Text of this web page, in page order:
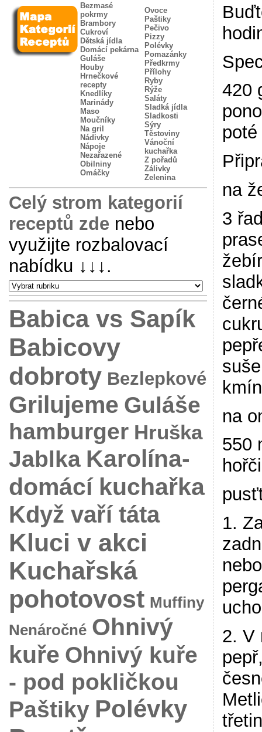
Bezmasé
pokrmy
Brambory
Cukroví
Dětská jídla
Domácí pekárna
Guláše
Houby
Hrnečkové
recepty
Knedlíky
Marinády
Maso
Moučníky
Na gril
Nádivky
Nápoje
Nezařazené
Obilniny
Omáčky
Ovoce
Paštiky
Pečivo
Pizzy
Polévky
Pomazánky
Předkrmy
Přílohy
Ryby
Rýže
Saláty
Sladká jídla
Sladkosti
Sýry
Těstoviny
Vánoční
kuchařka
Z pořadů
Zálivky
Zelenina
Celý strom kategorií
receptů zde nebo
využijte rozbalovací
nabídku ↓↓↓.
Babica vs Sapík
Babicovy
dobroty Bezlepkové
Grilujeme Guláše
hamburger Hruška
Jablka Karolína-
domácí kuchařka
Když vaří táta
Kluci v akci
Kuchařská
pohotovost Muffiny
Nenáročné Ohnivý
kuře Ohnivý kuře
- pod pokličkou
Paštiky Polévky
420
na
3
na
550
1.
2. V